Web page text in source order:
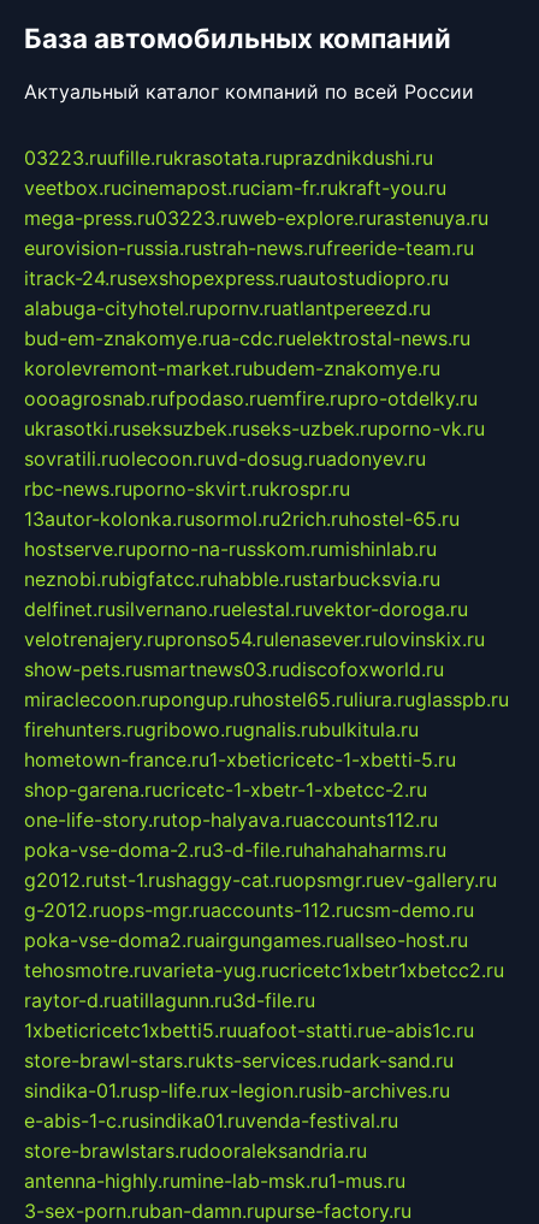
База автомобильных компаний
Актуальный каталог компаний по всей России
03223.ruufille.rukrasotata.ruprazdnikdushi.ru
veetbox.rucinemapost.ruciam-fr.rukraft-you.ru
mega-press.ru03223.ruweb-explore.rurastenuya.ru
eurovision-russia.rustrah-news.rufreeride-team.ru
itrack-24.rusexshopexpress.ruautostudiopro.ru
alabuga-cityhotel.rupornv.ruatlantpereezd.ru
bud-em-znakomye.rua-cdc.ruelektrostal-news.ru
korolevremont-market.rubudem-znakomye.ru
oooagrosnab.rufpodaso.ruemfire.rupro-otdelky.ru
ukrasotki.ruseksuzbek.ruseks-uzbek.ruporno-vk.ru
sovratili.ruolecoon.ruvd-dosug.ruadonyev.ru
rbc-news.ruporno-skvirt.rukrospr.ru
13autor-kolonka.rusormol.ru2rich.ruhostel-65.ru
hostserve.ruporno-na-russkom.rumishinlab.ru
neznobi.rubigfatcc.ruhabble.rustarbucksvia.ru
delfinet.rusilvernano.ruelestal.ruvektor-doroga.ru
velotrenajery.rupronso54.rulenasever.rulovinskix.ru
show-pets.rusmartnews03.rudiscofoxworld.ru
miraclecoon.rupongup.ruhostel65.ruliura.ruglasspb.ru
firehunters.rugribowo.rugnalis.rubulkitula.ru
hometown-france.ru1-xbeticricetc-1-xbetti-5.ru
shop-garena.rucricetc-1-xbetr-1-xbetcc-2.ru
one-life-story.rutop-halyava.ruaccounts112.ru
poka-vse-doma-2.ru3-d-file.ruhahahaharms.ru
g2012.rutst-1.rushaggy-cat.ruopsmgr.ruev-gallery.ru
g-2012.ruops-mgr.ruaccounts-112.rucsm-demo.ru
poka-vse-doma2.ruairgungames.ruallseo-host.ru
tehosmotre.ruvarieta-yug.rucricetc1xbetr1xbetcc2.ru
raytor-d.ruatillagunn.ru3d-file.ru
1xbeticricetc1xbetti5.ruuafoot-statti.rue-abis1c.ru
store-brawl-stars.rukts-services.rudark-sand.ru
sindika-01.rusp-life.rux-legion.rusib-archives.ru
e-abis-1-c.rusindika01.ruvenda-festival.ru
store-brawlstars.rudooraleksandria.ru
antenna-highly.rumine-lab-msk.ru1-mus.ru
3-sex-porn.ruban-damn.rupurse-factory.ru